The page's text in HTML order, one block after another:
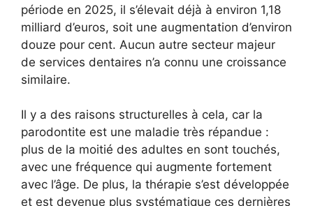
période en 2025, il s’élevait déjà à environ 1,18
milliard d’euros, soit une augmentation d’environ
douze pour cent. Aucun autre secteur majeur
de services dentaires n’a connu une croissance
similaire.
Il y a des raisons structurelles à cela, car la
parodontite est une maladie très répandue :
plus de la moitié des adultes en sont touchés,
avec une fréquence qui augmente fortement
avec l’âge. De plus, la thérapie s’est développée
et est devenue plus systématique ces dernières